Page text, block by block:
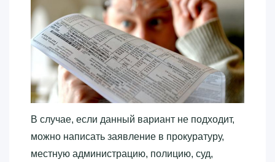
В случае, если данный вариант не подходит,
можно написать заявление в прокуратуру,
местную администрацию, полицию, суд,